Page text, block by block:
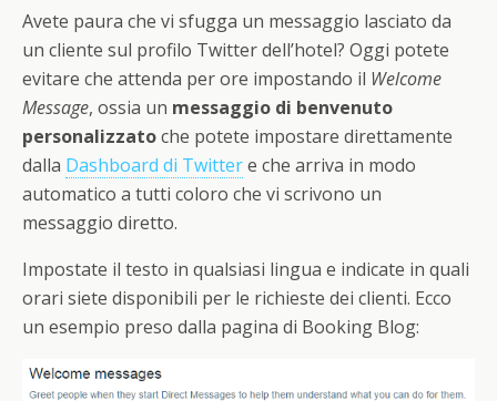
Avete paura che vi sfugga un messaggio lasciato da
un cliente sul profilo Twitter dell’hotel? Oggi potete
evitare che attenda per ore impostando il Welcome
Message, ossia un messaggio di benvenuto
personalizzatoche potete impostare direttamente
dalla Dashboard di Twittere che arriva in modo
automatico a tutti coloro che vi scrivono un
messaggio diretto.
Impostate il testo in qualsiasi lingua e indicate in quali
orari siete disponibili per le richieste dei clienti. Ecco
un esempio preso dalla pagina di Booking Blog: